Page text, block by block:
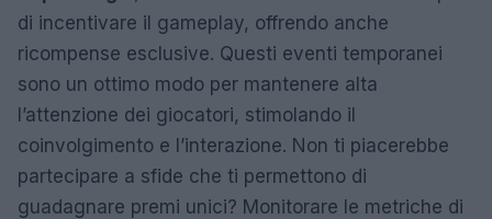
di incentivare il gameplay, offrendo anche
ricompense esclusive. Questi eventi temporanei
sono un ottimo modo per mantenere alta
l’attenzione dei giocatori, stimolando il
coinvolgimento e l’interazione. Non ti piacerebbe
partecipare a sfide che ti permettono di
guadagnare premi unici? Monitorare le metriche di